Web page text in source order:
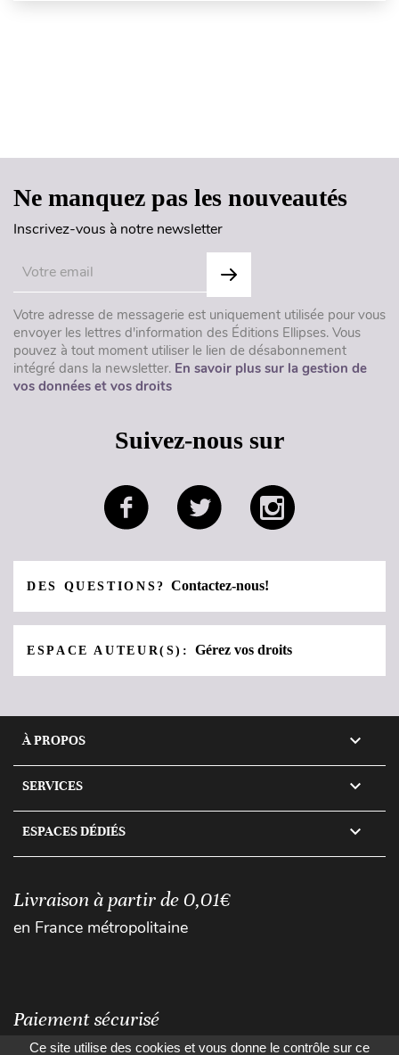
Ne manquez pas les nouveautés
Inscrivez-vous à notre newsletter
Votre adresse de messagerie est uniquement utilisée pour vous
envoyer les lettres d'information des Éditions Ellipses. Vous
pouvez à tout moment utiliser le lien de désabonnement
intégré dans la newsletter. En savoir plus sur la gestion de
vos données et vos droits
Suivez-nous sur
DES QUESTIONS?Contactez-nous!
ESPACE AUTEUR(S):Gérez vos droits
À PROPOS 
SERVICES 
ESPACES DÉDIÉS 
Livraison à partir de 0,01€
en France métropolitaine
Paiement sécurisé
Ce site utilise des cookies et vous donne le contrôle sur ce